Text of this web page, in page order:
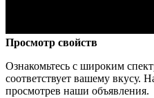
Просмотр свойств
Ознакомьтесь с широким
соответствует вашему вкусу.
просмотрев наши объявления.